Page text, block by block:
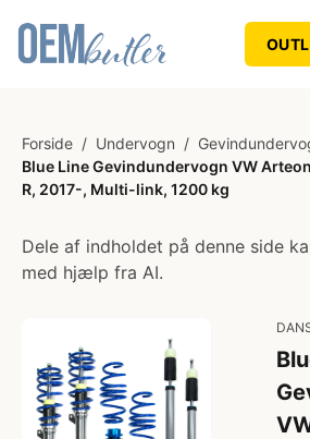
Forside / Undervogn /
Blue Line Gevindundervogn VW
R, 2017-, Multi-link, 1200 kg
Dele af indholdet på denne side
med hjælp fra AI.